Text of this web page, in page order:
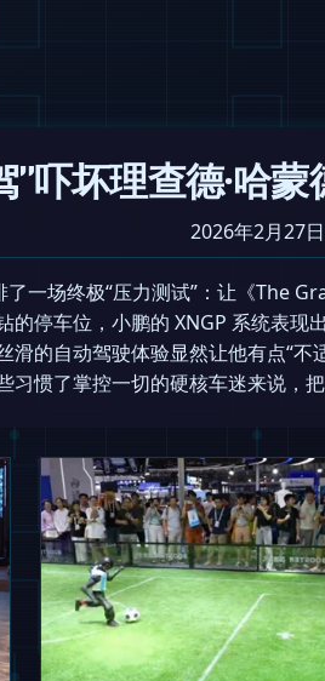
吓坏理查德·哈
2026年2月27日
了一场终极“压力测试”：让《The
停车位，小鹏的 XNGP 系统表
滑的自动驾驶体验显然让他有点“
惯了掌控一切的硬核车迷来说，把